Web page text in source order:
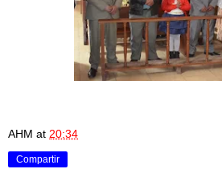
AHM at 20:34
Compartir